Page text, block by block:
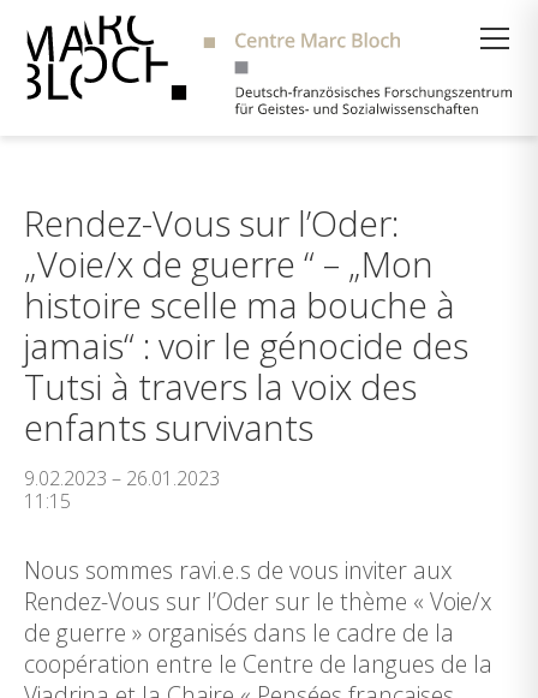
Rendez-Vous sur l’Oder:
„Voie/x de guerre “ – „Mon
histoire scelle ma bouche à
jamais“ : voir le génocide des
Tutsi à travers la voix des
enfants survivants
9.02.2023 – 26.01.2023
11:15
Nous sommes ravi.e.s de vous inviter aux
Rendez-Vous sur l’Oder sur le thème « Voie/x
de guerre » organisés dans le cadre de la
coopération entre le Centre de langues de la